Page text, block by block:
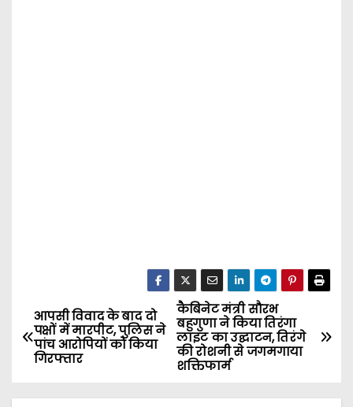
P
o
कैबिनेट मंत्री सौरभ
बहुगुणा ने किया तिरंगा
लाइट का उद्घाटन, तिरंगे
की रोशनी से जगमगाया
शक्तिफार्म
आपसी विवाद के बाद दो
पक्षों में मारपीट, पुलिस ने
पांच आरोपियों को किया
गिरफ्तार